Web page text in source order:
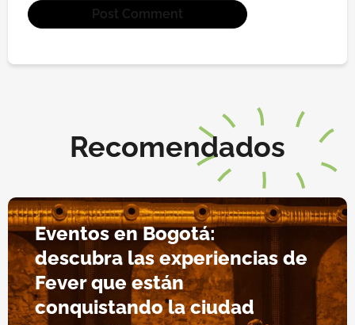
Recomendados
Eventos en Bogotá:
descubra las experiencias de
Fever que están
conquistando la ciudad